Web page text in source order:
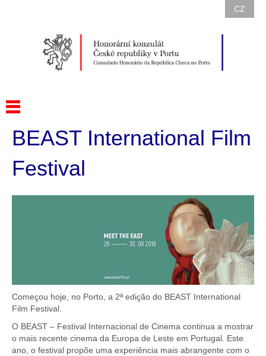
CZ
BEAST International Film
Festival
Começou hoje, no Porto, a 2ª edição do BEAST International
Film Festival.
O BEAST – Festival Internacional de Cinema continua a mostrar
o mais recente cinema da Europa de Leste em Portugal. Este
ano, o festival propõe uma experiência mais abrangente com o